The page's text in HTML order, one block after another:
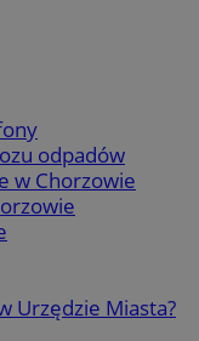
odpadów
w Chorzowie
Urzędzie Miasta?